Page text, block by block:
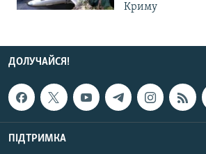
Криму
ДОЛУЧАЙСЯ!
ПІДТРИМКА